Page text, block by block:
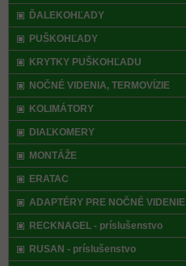
ĎALEKOHĽADY
PUŠKOHĽADY
KRYTKY PUŠKOHĽADU
NOČNÉ VIDENIA, TERMOVÍZIE
KOLIMÁTORY
DIAĽKOMERY
MONTÁŽE
ERATAC
ADAPTÉRY PRE NOČNÉ VIDENIE
RECKNAGEL - príslušenstvo
RUSAN - príslušenstvo